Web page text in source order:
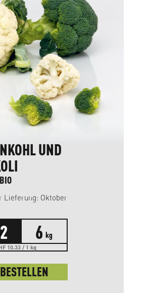
überspringen
UND
Ankunft der Lieferung: Oktober
6 kg
10.33 / 1 kg